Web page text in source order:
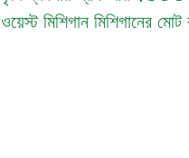
ওয়েস্ট মিশিগান মিশিগানের